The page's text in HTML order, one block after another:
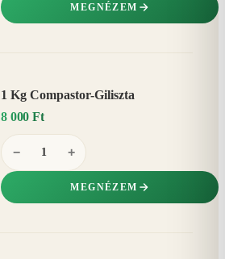
MEGNÉZEM
1 Kg Compastor-Giliszta
8 000 Ft
− +
MEGNÉZEM